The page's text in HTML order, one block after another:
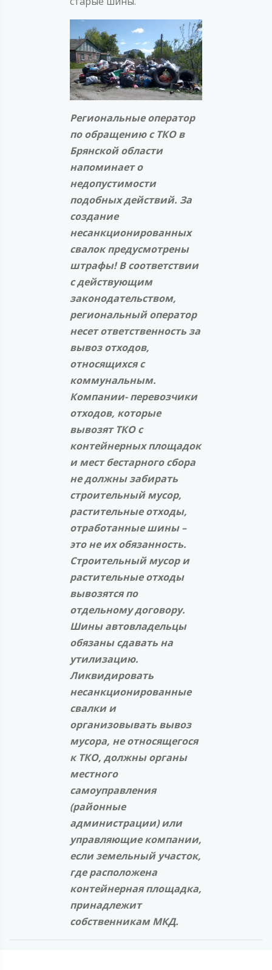
Региональные оператор
по обращению с ТКО в
Брянской области
напоминает о
недопустимости
подобных действий. За
создание
несанкционированных
свалок предусмотрены
штрафы! В соответствии
с действующим
законодательством,
региональный оператор
несет ответственность за
вывоз отходов,
относящихся с
коммунальным.
Компании- перевозчики
отходов, которые
вывозят ТКО с
контейнерных площадок
и мест бестарного сбора
не должны забирать
строительный мусор,
растительные отходы,
отработанные шины –
это не их обязанность.
Строительный мусор и
растительные отходы
вывозятся по
отдельному договору.
Шины автовладельцы
обязаны сдавать на
утилизацию.
Ликвидировать
несанкционированные
свалки и
организовывать вывоз
мусора, не относящегося
к ТКО, должны органы
местного
самоуправления
(районные
администрации) или
управляющие компании,
если земельный участок,
где расположена
контейнерная площадка,
принадлежит
собственникам МКД.